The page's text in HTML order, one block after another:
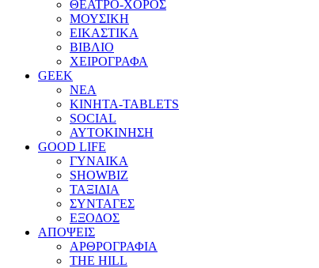
ΘΕΑΤΡΟ-ΧΟΡΟΣ
ΜΟΥΣΙΚΗ
ΕΙΚΑΣΤΙΚΑ
ΒΙΒΛΙΟ
ΧΕΙΡΟΓΡΑΦΑ
GEEK
ΝΕΑ
ΚΙΝΗΤΑ-TABLETS
SOCIAL
ΑΥΤΟΚΙΝΗΣΗ
GOOD LIFE
ΓΥΝΑΙΚΑ
SHOWBIZ
ΤΑΞΙΔΙΑ
ΣΥΝΤΑΓΕΣ
ΕΞΟΔΟΣ
ΑΠΟΨΕΙΣ
ΑΡΘΡΟΓΡΑΦΙΑ
THE HILL